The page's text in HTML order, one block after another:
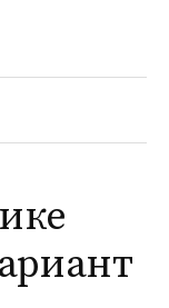
Найти: